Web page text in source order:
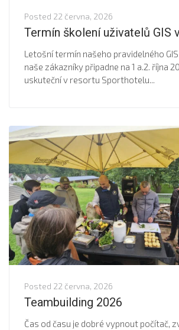
Posted 22 června, 2026
Termín školení uživatelů GIS
Letošní termín našeho pravidelného
naše zákazníky připadne na 1 a.2. října
uskuteční v resortu Sporthotelu...
Posted 22 června, 2026
Teambuilding 2026
Čas od času je dobré vypnout počítač,